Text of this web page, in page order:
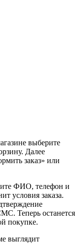
выберите
Далее
заказ» или
ФИО, телефон и
условия заказа.
Теперь останется
покупке.
выглядит